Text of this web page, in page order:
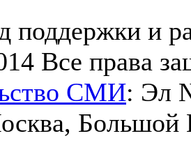
и
Все права
СМИ: Эл
Большой